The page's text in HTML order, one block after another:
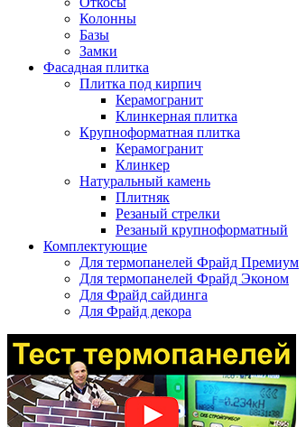
Колонны
Базы
Замки
Фасадная плитка
Плитка под кирпич
Керамогранит
Клинкерная плитка
Крупноформатная плитка
Керамогранит
Клинкер
Натуральный камень
Плитняк
Резаный стрелки
Резаный крупноформатный
Комплектующие
Для термопанелей Фрайд Премиум
Для термопанелей Фрайд Эконом
Для Фрайд сайдинга
Для Фрайд декора